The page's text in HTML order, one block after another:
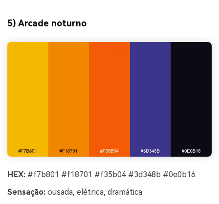
5) Arcade noturno
HEX: #f7b801 #f18701 #f35b04 #3d348b #0e0b16
Sensação: ousada, elétrica, dramática